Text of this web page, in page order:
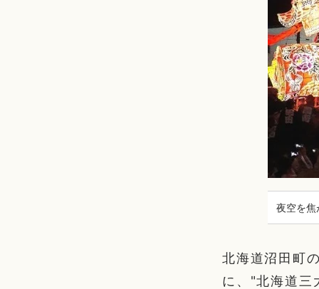
夜空を焦
北海道沼田町
に、"北海道三